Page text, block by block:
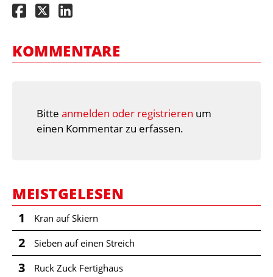
KOMMENTARE
Bitte anmelden oder registrieren um
einen Kommentar zu erfassen.
MEISTGELESEN
1 Kran auf Skiern
2 Sieben auf einen Streich
3 Ruck Zuck Fertighaus